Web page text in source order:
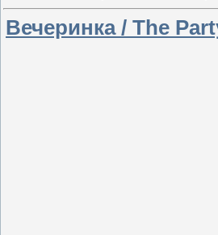
Вечеринка / The